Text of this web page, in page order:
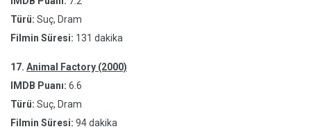
Türü: Suç, Dram
Filmin Süresi: 131 dakika
17. Animal Factory (2000)
IMDB Puanı: 6.6
Türü: Suç, Dram
Filmin Süresi: 94 dakika